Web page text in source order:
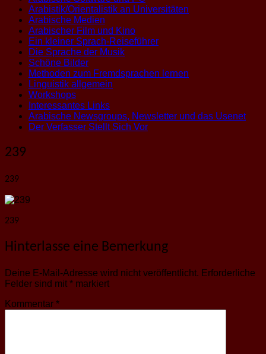
Arabistik/Orientalistik an Universitäten
Arabische Medien
Arabischer Film und Kino
Ein kleiner Sprach-Reiseführer
Die Sprache der Musik
Schöne Bilder
Methoden zum Fremdsprachen lernen
Linguistik allgemein
Workshops
Interessantes Links
Arabische Newsgroups, Newsletter und das Usenet
Der Verfasser Stellt Sich Vor
239
239
239
Hinterlasse eine Bemerkung
Deine E-Mail-Adresse wird nicht veröffentlicht. Erforderliche
Felder sind mit * markiert
Kommentar *